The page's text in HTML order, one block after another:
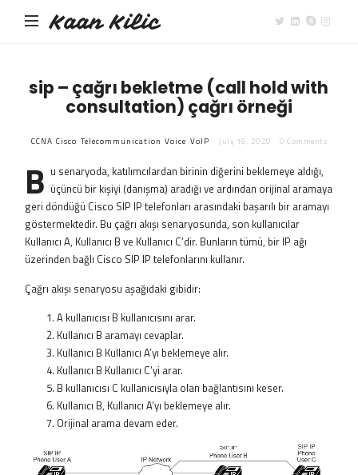
Kaan Kilic
sip – çağrı bekletme (call hold with
consultation) çağrı örneği
CCNA Cisco Telecommunication Voice VoIP July 16, 2020 0 Comments
B u senaryoda, katılımcılardan birinin diğerini beklemeye aldığı,
üçüncü bir kişiyi (danışma) aradığı ve ardından orijinal aramaya
geri döndüğü Cisco SIP IP telefonları arasındaki başarılı bir aramayı
göstermektedir. Bu çağrı akışı senaryosunda, son kullanıcılar
Kullanıcı A, Kullanıcı B ve Kullanıcı C’dir. Bunların tümü, bir IP ağı
üzerinden bağlı Cisco SIP IP telefonlarını kullanır.
Çağrı akışı senaryosu aşağıdaki gibidir:
A kullanıcısı B kullanıcısını arar.
Kullanıcı B aramayı cevaplar.
Kullanıcı B Kullanıcı A’yı beklemeye alır.
Kullanıcı B Kullanıcı C’yi arar.
B kullanıcısı C kullanıcısıyla olan bağlantısını keser.
Kullanıcı B, Kullanıcı A’yı beklemeye alır.
Orijinal arama devam eder.